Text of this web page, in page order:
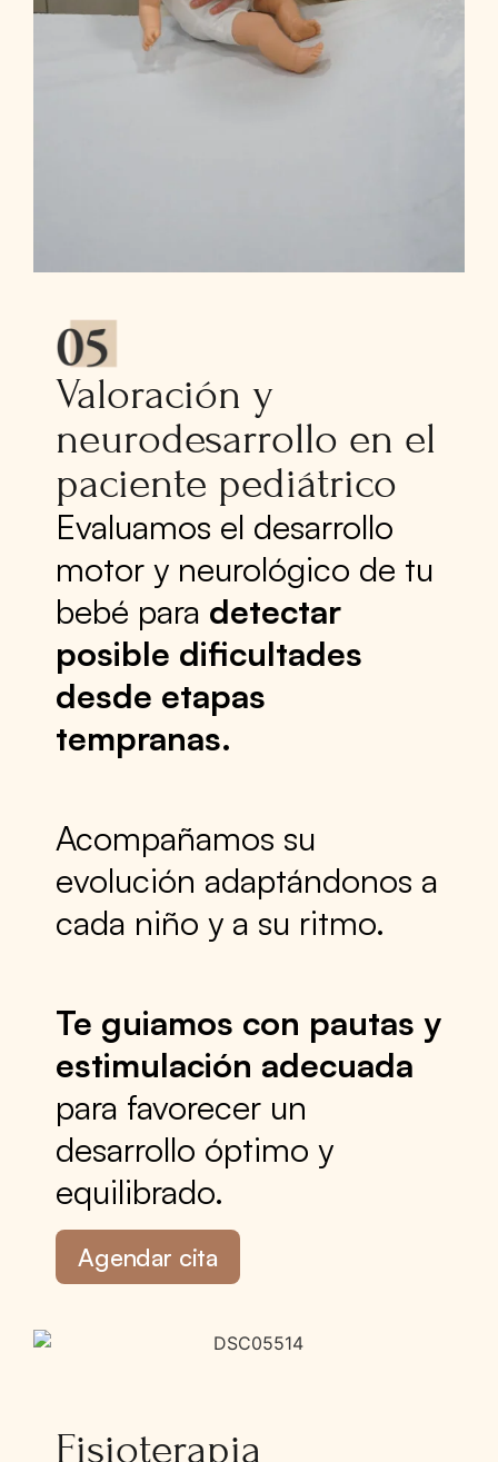
Valoración y
neurodesarrollo en el
paciente pediátrico
Evaluamos el desarrollo
motor y neurológico de tu
bebé para detectar
posible dificultades
desde etapas
tempranas.
Acompañamos su
evolución adaptándonos a
cada niño y a su ritmo.
Te guiamos con pautas y
estimulación adecuada
para favorecer un
desarrollo óptimo y
equilibrado.
Agendar cita
Fisioterapia